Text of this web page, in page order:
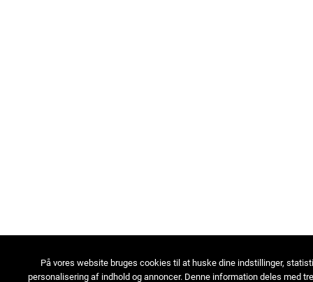
På vores website bruges cookies til at huske dine indstillinger,
personalisering af indhold og annoncer. Denne information deles med